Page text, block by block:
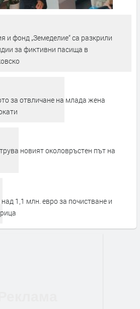
и фонд „Земеделие“ са разкрили
за фиктивни пасища в
за отвличане на млада жена
новият околовръстен път на
1,1 млн. евро за почистване и